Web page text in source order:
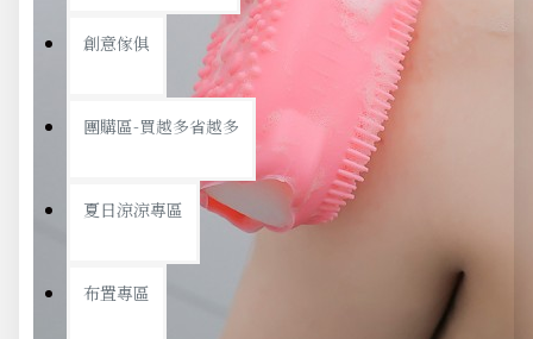
創意傢俱
團購區-買越多省越多
夏日涼涼專區
布置專區